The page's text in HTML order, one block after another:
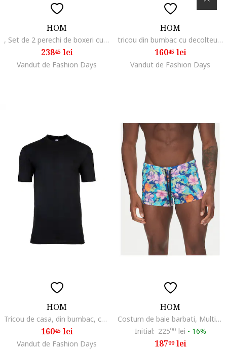
HOM
, Set de 2 perechi de boxeri cu banda logo in talie, Negru
23845lei
Vandut de Fashion Days
HOM
tricou din bumbac cu decolteu rotund, Alb
16045lei
Vandut de Fashion Days
HOM
Tricou de casa, din bumbac, cu decolteu la baza gatului, Negru
16045lei
Vandut de Fashion Days
HOM
Costum de baie barbati, Multicolor
Initial: 22590 lei - 16%
18799lei